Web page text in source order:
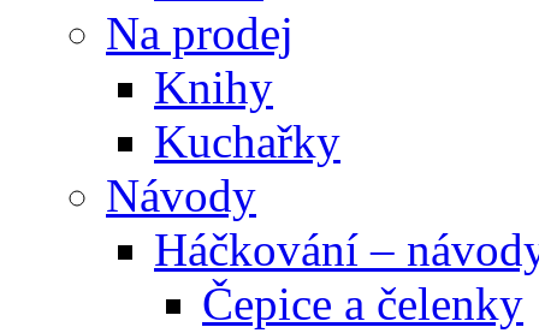
Na prodej
Knihy
Kuchařky
Návody
Háčkování –
Čepice a čelenky